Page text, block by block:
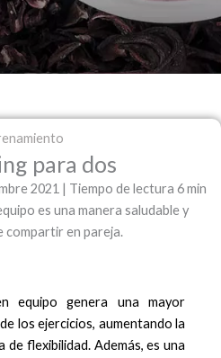
para dos
2021 | Tiempo de lectura 6 min
es una manera saludable y
compartir en pareja.
equipo genera una mayor
los ejercicios, aumentando la
de flexibilidad. Además, es una